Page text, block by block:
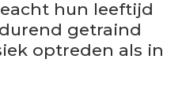
hun leeftijd
getraind
optreden als in